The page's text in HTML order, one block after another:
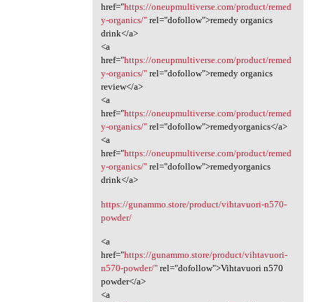
href="https://oneupmultiverse.com/product/remed
y-organics/"rel="dofollow">remedy organics
drink</a>
<a
href="https://oneupmultiverse.com/product/remed
y-organics/"rel="dofollow">remedy organics
review</a>
<a
href="https://oneupmultiverse.com/product/remed
y-organics/"rel="dofollow">remedyorganics</a>
<a
href="https://oneupmultiverse.com/product/remed
y-organics/"rel="dofollow">remedyorganics
drink</a>
https://gunammo.store/product/vihtavuori-n570-
powder/
<a
href="https://gunammo.store/product/vihtavuori-
n570-powder/"rel="dofollow">Vihtavuori n570
powder</a>
<a